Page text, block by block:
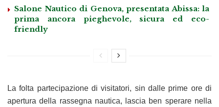
Salone Nautico di Genova, presentata Abissa: la
prima ancora pieghevole, sicura ed eco-
friendly
La folta partecipazione di visitatori, sin dalle prime ore di
apertura della rassegna nautica, lascia ben sperare nella